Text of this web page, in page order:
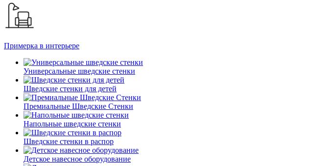
Примерка в интерьере
Универсальные шведские стенки
Шведские стенки для детей
Премиальные Шведские Стенки
Напольные шведские стенки
Шведские стенки в распор
Детское навесное оборудование